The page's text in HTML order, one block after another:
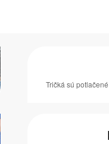
Tričká sú